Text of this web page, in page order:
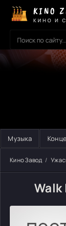
KINO
КИНО И
Музыка
Кино Завод